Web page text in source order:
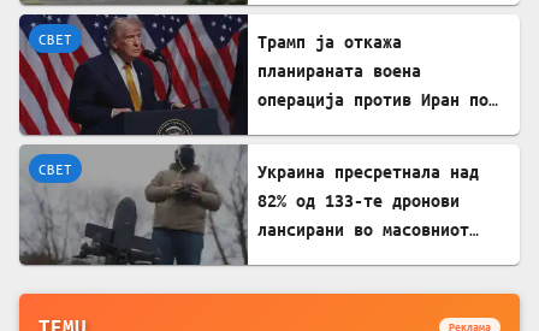
СВЕТ
Трамп ја откажа
планираната воена
операција против Иран по
СВЕТ
Украина пресретнала над
82% од 133-те дронови
лансирани во масовниот
Реклама